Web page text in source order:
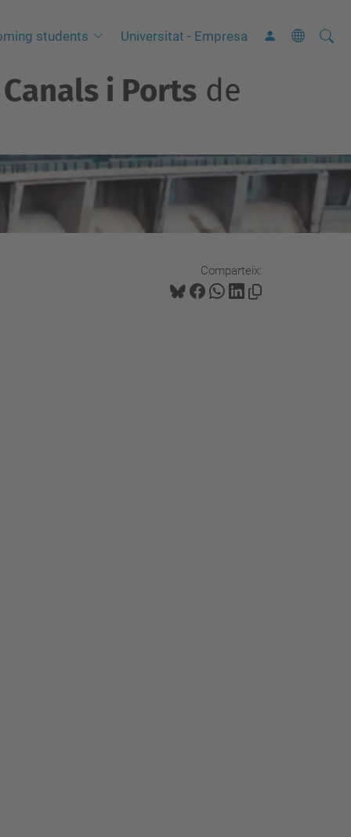
students Universitat - Empresa Cerca
C
v
a
i Portsde
Comparteix: